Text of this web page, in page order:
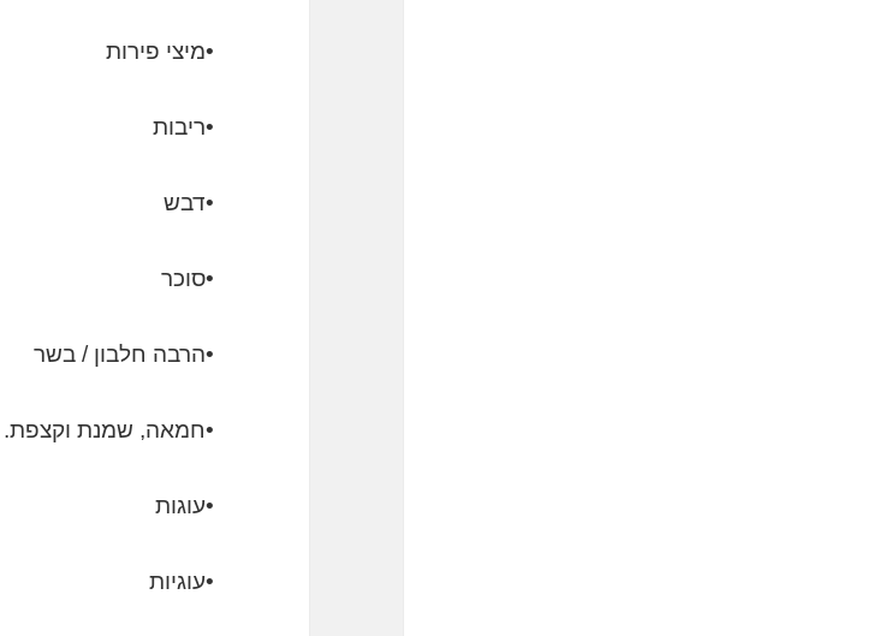
•מיצי פירות
•ריבות
•דבש
•סוכר
•הרבה חלבון / בשר
•חמאה, שמנת וקצפת.
•עוגות
•עוגיות